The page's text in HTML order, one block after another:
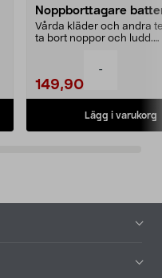
-
Noppborttagare
Vårda kläder och andra
ta bort noppor och ludd.
149,90
Lägg i varukorg